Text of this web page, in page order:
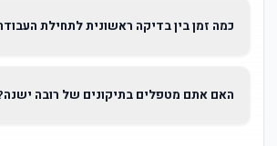
כמה זמן בין בדיקה ראשונית לתחילת
האם אתם מטפלים בתיקונים של רובה